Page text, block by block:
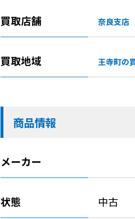
買取店舗 奈良支店
買取地域 王寺町の
商品情報
メーカー
状態 中古